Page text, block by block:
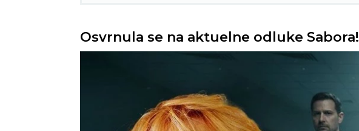
Osvrnula se na aktuelne odluke Sabora!